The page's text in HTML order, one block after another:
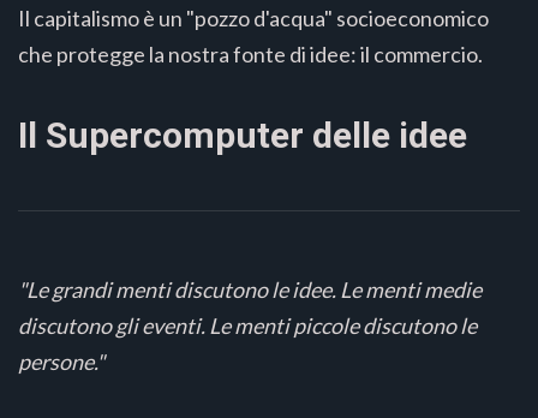
Il capitalismo è un "pozzo d'acqua" socioeconomico
che protegge la nostra fonte di idee: il commercio.
Il Supercomputer delle idee
"Le grandi menti discutono le idee. Le menti medie
discutono gli eventi. Le menti piccole discutono le
persone."